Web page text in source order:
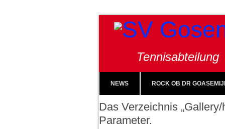
Tennisabteilung
NEWS ROCK OB DR
Das Verzeichnis
Parameter.